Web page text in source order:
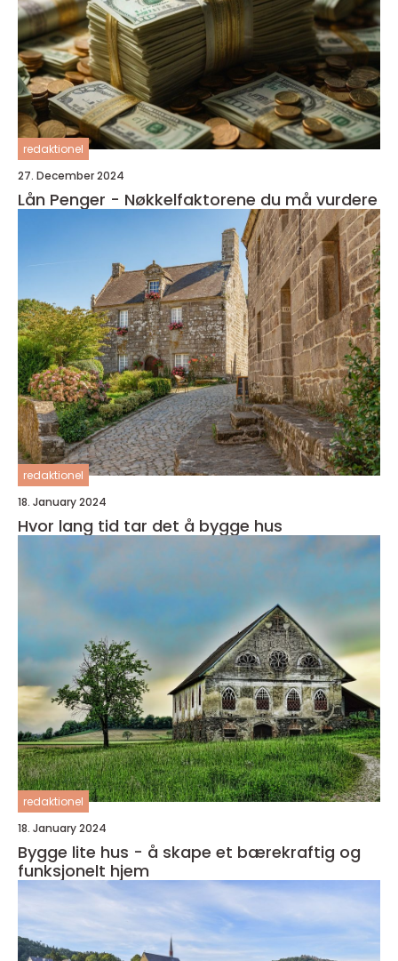
redaktionel
27. December 2024
Lån Penger - Nøkkelfaktorene du må vurdere
redaktionel
18. January 2024
Hvor lang tid tar det å bygge hus
redaktionel
18. January 2024
Bygge lite hus - å skape et bærekraftig og
funksjonelt hjem